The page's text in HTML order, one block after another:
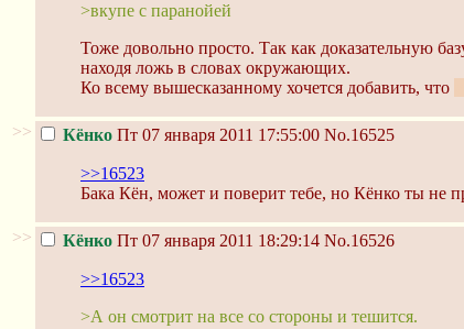
>вкупе с паранойей
Тоже довольно просто. Так как доказательную
находя ложь в словах окружающих.
Ко всему вышесказанному хочется добавить, что
>> Кёнко Пт 07 января 2011 17:55:00 No.16525
>>16523
Бака Кён, может и поверит тебе, но Кёнко ты не
>> Кёнко Пт 07 января 2011 18:29:14 No.16526
>>16523
>А он смотрит на все со стороны и тешится.